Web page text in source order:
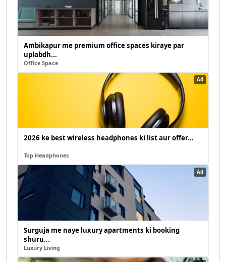
Ambikapur me premium office spaces kiraye par
uplabdh...
Office Space
Ad
2026 ke best wireless headphones ki list aur offer...
Top Headphones
Ad
Surguja me naye luxury apartments ki booking
shuru...
Luxury Living